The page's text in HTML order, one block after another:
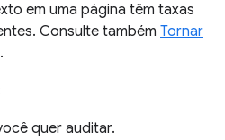
em uma página têm taxas
Consulte também Tornar
.
quer auditar.